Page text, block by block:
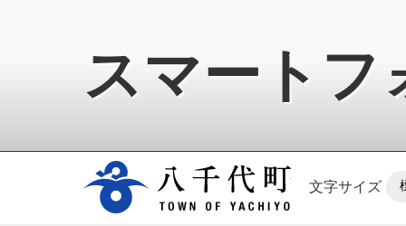
スマートフ
八千代町公式ホ
文字サイズ